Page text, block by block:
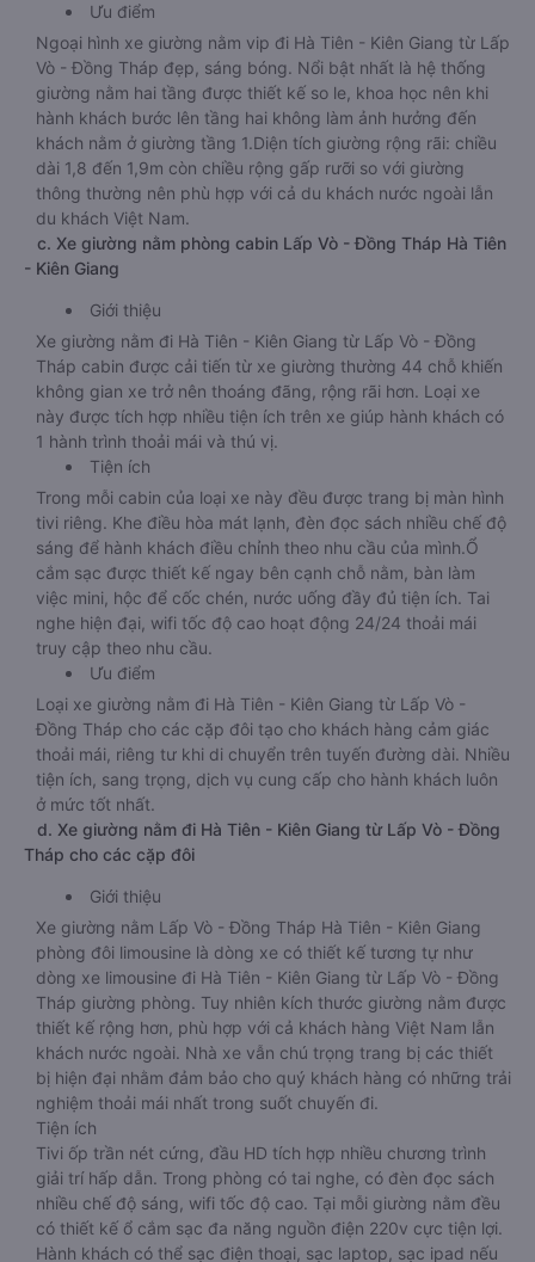
Ưu điểm
Ngoại hình xe giường nằm vip đi Hà Tiên - Kiên Giang từ Lấp
Vò - Đồng Tháp đẹp, sáng bóng. Nổi bật nhất là hệ thống
giường nằm hai tầng được thiết kế so le, khoa học nên khi
hành khách bước lên tầng hai không làm ảnh hưởng đến
khách nằm ở giường tầng 1.Diện tích giường rộng rãi: chiều
dài 1,8 đến 1,9m còn chiều rộng gấp rưỡi so với giường
thông thường nên phù hợp với cả du khách nước ngoài lẫn
du khách Việt Nam.
c. Xe giường nằm phòng cabin Lấp Vò - Đồng Tháp Hà Tiên
- Kiên Giang
Giới thiệu
Xe giường nằm đi Hà Tiên - Kiên Giang từ Lấp Vò - Đồng
Tháp cabin được cải tiến từ xe giường thường 44 chỗ khiến
không gian xe trở nên thoáng đãng, rộng rãi hơn. Loại xe
này được tích hợp nhiều tiện ích trên xe giúp hành khách có
1 hành trình thoải mái và thú vị.
Tiện ích
Trong mỗi cabin của loại xe này đều được trang bị màn hình
tivi riêng. Khe điều hòa mát lạnh, đèn đọc sách nhiều chế độ
sáng để hành khách điều chỉnh theo nhu cầu của mình.Ổ
cắm sạc được thiết kế ngay bên cạnh chỗ nằm, bàn làm
việc mini, hộc để cốc chén, nước uống đầy đủ tiện ích. Tai
nghe hiện đại, wifi tốc độ cao hoạt động 24/24 thoải mái
truy cập theo nhu cầu.
Ưu điểm
Loại xe giường nằm đi Hà Tiên - Kiên Giang từ Lấp Vò -
Đồng Tháp cho các cặp đôi tạo cho khách hàng cảm giác
thoải mái, riêng tư khi di chuyển trên tuyến đường dài. Nhiều
tiện ích, sang trọng, dịch vụ cung cấp cho hành khách luôn
ở mức tốt nhất.
d. Xe giường nằm đi Hà Tiên - Kiên Giang từ Lấp Vò - Đồng
Tháp cho các cặp đôi
Giới thiệu
Xe giường nằm Lấp Vò - Đồng Tháp Hà Tiên - Kiên Giang
phòng đôi limousine là dòng xe có thiết kế tương tự như
dòng xe limousine đi Hà Tiên - Kiên Giang từ Lấp Vò - Đồng
Tháp giường phòng. Tuy nhiên kích thước giường nằm được
thiết kế rộng hơn, phù hợp với cả khách hàng Việt Nam lẫn
khách nước ngoài. Nhà xe vẫn chú trọng trang bị các thiết
bị hiện đại nhằm đảm bảo cho quý khách hàng có những trải
nghiệm thoải mái nhất trong suốt chuyến đi.
Tiện ích
Tivi ốp trần nét cứng, đầu HD tích hợp nhiều chương trình
giải trí hấp dẫn. Trong phòng có tai nghe, có đèn đọc sách
nhiều chế độ sáng, wifi tốc độ cao. Tại mỗi giường nằm đều
có thiết kế ổ cắm sạc đa năng nguồn điện 220v cực tiện lợi.
Hành khách có thể sạc điện thoại, sạc laptop, sạc ipad nếu